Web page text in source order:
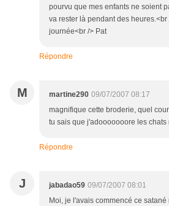
pourvu que mes enfants ne soient
va rester là pendant des heures.<br
journée<br /> Pat
Répondre
M martine290 09/07/2007 08:17
magnifique cette broderie, quel
tu sais que j'adooooooore les chats
Répondre
J jabadao59 09/07/2007 08:01
Moi, je l'avais commencé ce